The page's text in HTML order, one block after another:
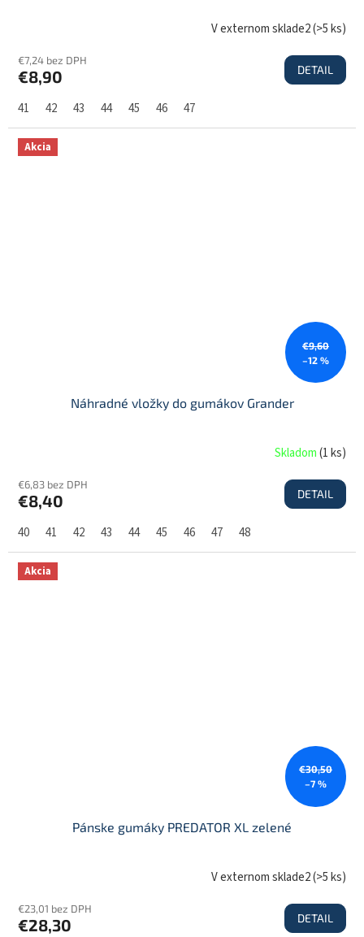
V externom sklade2(>5 ks)
€7,24 bez DPH
€8,90 DETAIL
41 42 43 44 45 46 47
Akcia
€9,60
–12 %
Náhradné vložky do gumákov Grander
Skladom(1 ks)
€6,83 bez DPH
€8,40 DETAIL
40 41 42 43 44 45 46 47 48
Akcia
€30,50
–7 %
Pánske gumáky PREDATOR XL zelené
V externom sklade2(>5 ks)
€23,01 bez DPH
€28,30 DETAIL